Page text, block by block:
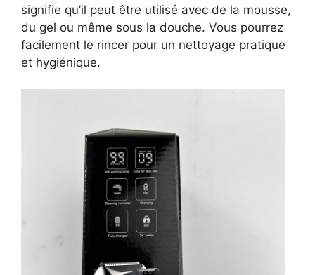
signifie qu’il peut être utilisé avec de la mousse,
du gel ou même sous la douche. Vous pourrez
facilement le rincer pour un nettoyage pratique
et hygiénique.